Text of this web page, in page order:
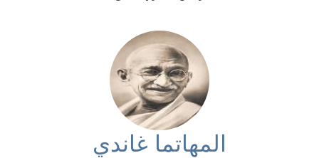
المهاتما غاندي